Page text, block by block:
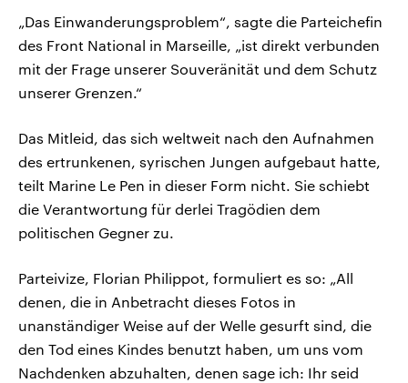
„Das Einwanderungsproblem“, sagte die Parteichefin
des Front National in Marseille, „ist direkt verbunden
mit der Frage unserer Souveränität und dem Schutz
unserer Grenzen.“
Das Mitleid, das sich weltweit nach den Aufnahmen
des ertrunkenen, syrischen Jungen aufgebaut hatte,
teilt Marine Le Pen in dieser Form nicht. Sie schiebt
die Verantwortung für derlei Tragödien dem
politischen Gegner zu.
Parteivize, Florian Philippot, formuliert es so: „All
denen, die in Anbetracht dieses Fotos in
unanständiger Weise auf der Welle gesurft sind, die
den Tod eines Kindes benutzt haben, um uns vom
Nachdenken abzuhalten, denen sage ich: Ihr seid